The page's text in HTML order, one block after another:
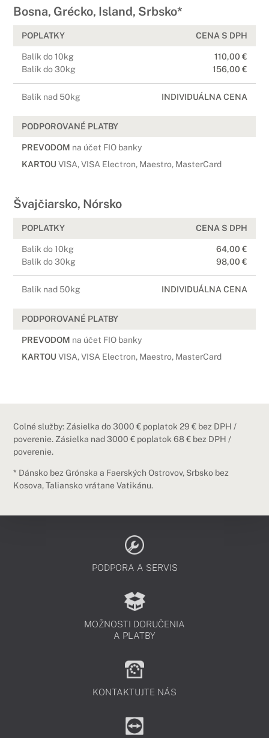
Bosna, Grécko, Island, Srbsko*
POPLATKY
Balík do 10kg
Balík do 30kg
Balík nad 50kg
CENA S DPH
110,00 €
156,00 €
INDIVIDUÁLNA CENA
PODPOROVANÉ PLATBY
PREVODOM na účet FIO banky
KARTOU VISA, VISA Electron, Maestro, MasterCard
Švajčiarsko, Nórsko
POPLATKY
Balík do 10kg
Balík do 30kg
Balík nad 50kg
CENA S DPH
64,00 €
98,00 €
INDIVIDUÁLNA CENA
PODPOROVANÉ PLATBY
PREVODOM na účet FIO banky
KARTOU VISA, VISA Electron, Maestro, MasterCard
Colné služby: Zásielka do 3000 € poplatok 29 € bez DPH /
poverenie. Zásielka nad 3000 € poplatok 68 € bez DPH /
poverenie.
* Dánsko bez Grónska a Faerských Ostrovov, Srbsko bez
Kosova, Taliansko vrátane Vatikánu.
PODPORA A SERVIS
MOŽNOSTI DORUČENIA
A PLATBY
KONTAKTUJTE NÁS